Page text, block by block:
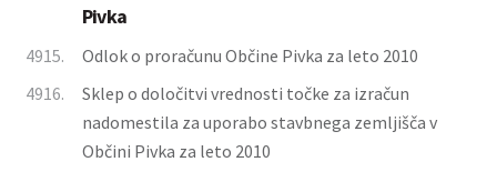
Pivka
4915.
Odlok o proračunu Občine Pivka za leto 2010
4916.
Sklep o določitvi vrednosti točke za izračun
nadomestila za uporabo stavbnega zemljišča v
Občini Pivka za leto 2010